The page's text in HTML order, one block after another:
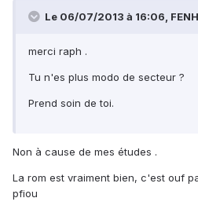
Le 06/07/2013 à 16:06,
merci raph .
Tu n'es plus modo de secteur ?
Prend soin de toi.
Non à cause de mes études .
La rom est vraiment bien, c'est ouf
pfiou